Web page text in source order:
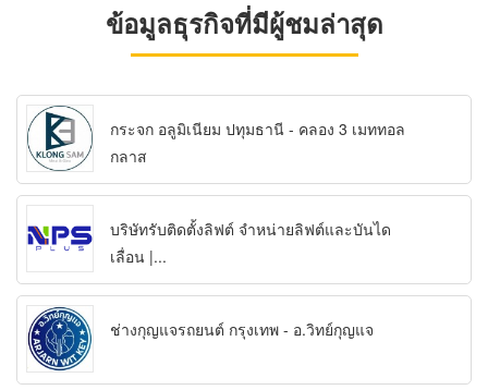
ข้อมูลธุรกิจที่มีผู้ชมล่าสุด
กระจก อลูมิเนียม ปทุมธานี - คลอง 3 เมททอล
กลาส
บริษัทรับติดตั้งลิฟต์ จำหน่ายลิฟต์และบันได
เลื่อน |...
ช่างกุญแจรถยนต์ กรุงเทพ - อ.วิทย์กุญแจ